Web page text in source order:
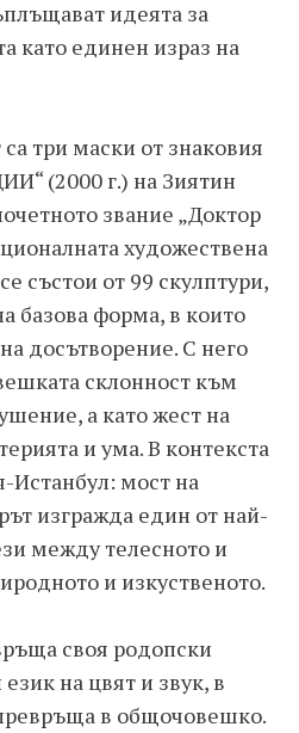
идеята за
като единен израз на
три маски от знаковия
(2000 г.) на Зиятин
звание „Доктор
художествена
състои от 99 скулптури,
базова форма, в които
досътворение. С него
склонност към
а като жест на
и ума. В контекста
Истанбул: мост на
изгражда един от най-
между телесното и
и изкуственото.
своя родопски
на цвят и звук, в
в общочовешко.